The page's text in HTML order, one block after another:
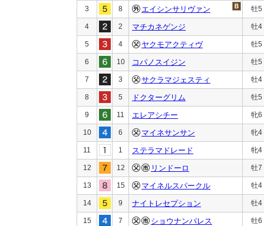
3 8 エイシンサリヴァン 牡5
4 2 マチカネゲンジ 牡4
5 4 ヤクモアクティヴ 牡5
6 10 コパノスイジン 牡5
7 3 サクラマジェスティ 牡4
8 5 ドクターグリム 牡5
9 11 エレアシチー 牝6
10 6 マイネサンサン 牝4
11 1 ステラマドレード 牝4
12 12 リンドーロ 牡7
13 15 マイネルスパークル 牡4
14 9 ナイトレセプション 牡4
15 7 ショウナンパレス 牡6